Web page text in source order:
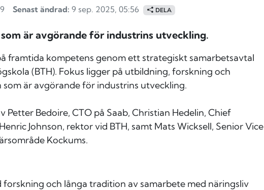
Senast ändrad: 9 sep. 2025, 05:56 DELA
är avgörande för industrins utveckling.
framtida kompetens genom ett strategiskt samarbetsavtal
(BTH). Fokus ligger på utbildning, forskning och
är avgörande för industrins utveckling.
Petter Bedoire, CTO på Saab, Christian Hedelin, Chief
Johnson, rektor vid BTH, samt Mats Wicksell, Senior Vice
Kockums.
forskning och långa tradition av samarbete med näringsliv